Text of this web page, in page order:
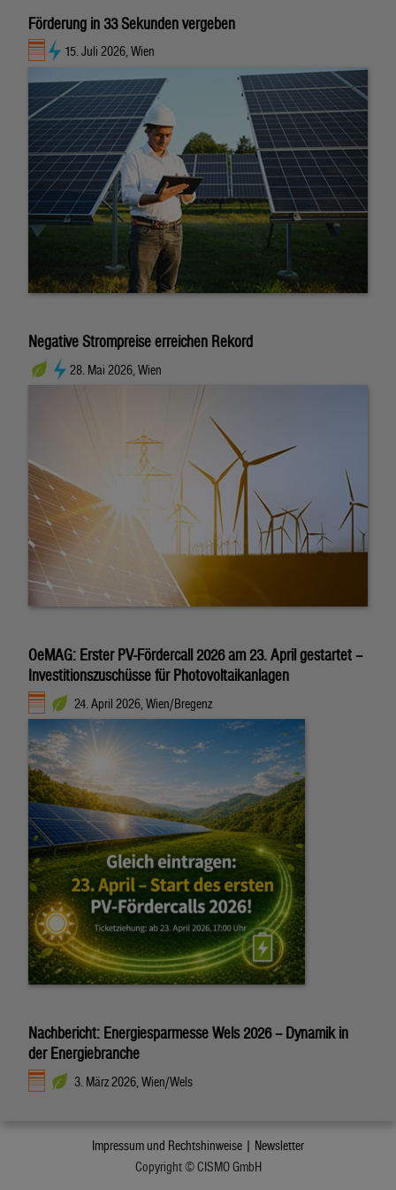
Förderung in 33 Sekunden vergeben
15. Juli 2026, Wien
Negative Strompreise erreichen Rekord
28. Mai 2026, Wien
OeMAG: Erster PV-Fördercall 2026 am 23. April gestartet –
Investitionszuschüsse für Photovoltaikanlagen
24. April 2026, Wien/Bregenz
Nachbericht: Energiesparmesse Wels 2026 – Dynamik in
der Energiebranche
3. März 2026, Wien/Wels
Impressum und Rechtshinweise | Newsletter
Copyright © CISMO GmbH